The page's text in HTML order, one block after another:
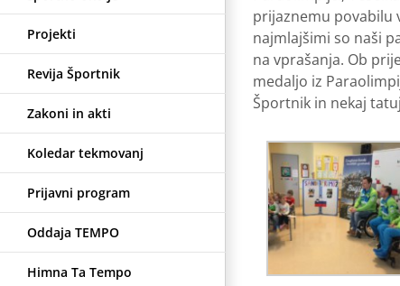
Projekti
Revija Športnik
Zakoni in akti
Koledar tekmovanj
Prijavni program
Oddaja TEMPO
Himna Ta Tempo
prijaznemu povabilu
najmlajšimi so naši
na vprašanja. Ob
medaljo iz
Športnik in nekaj